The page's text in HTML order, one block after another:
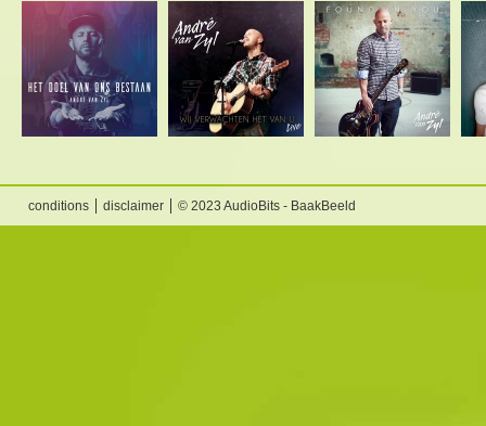
conditions disclaimer © 2023 AudioBits - BaakBeeld